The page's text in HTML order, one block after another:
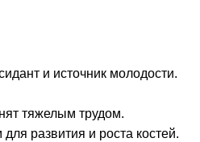
и источник молодости.
тяжелым трудом.
развития и роста костей.